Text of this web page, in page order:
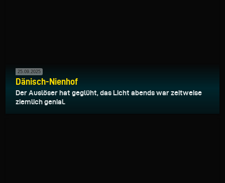
25.09.2025
Dänisch-Nienhof
Der Auslöser hat geglüht, das Licht abends war zeitweise
ziemlich genial.